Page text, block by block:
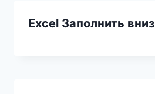
Excel Заполнить вниз